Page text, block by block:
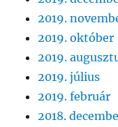
2019.
2019. október
2019.
2019. július
2019. február
2018.